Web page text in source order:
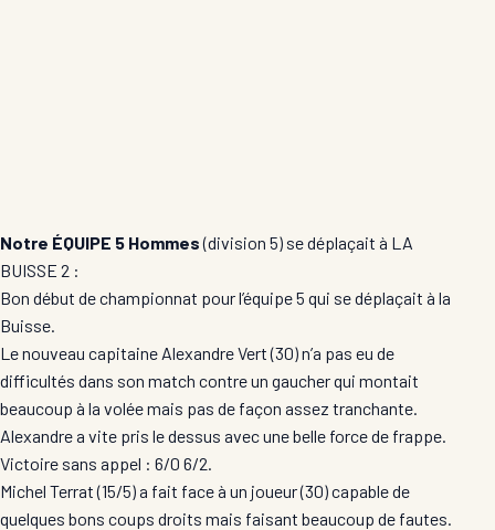
Notre ÉQUIPE 5 Hommes(division 5) se déplaçait à LA
BUISSE 2 :
Bon début de championnat pour l’équipe 5 qui se déplaçait à la
Buisse.
Le nouveau capitaine Alexandre Vert (30) n’a pas eu de
difficultés dans son match contre un gaucher qui montait
beaucoup à la volée mais pas de façon assez tranchante.
Alexandre a vite pris le dessus avec une belle force de frappe.
Victoire sans appel : 6/0 6/2.
Michel Terrat (15/5) a fait face à un joueur (30) capable de
quelques bons coups droits mais faisant beaucoup de fautes.